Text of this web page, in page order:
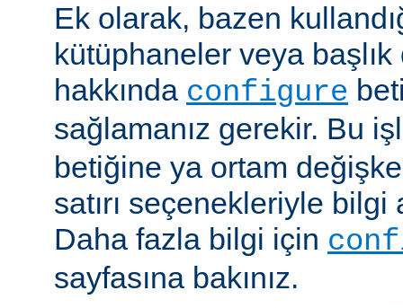
Ek olarak, bazen
kütüphaneler veya başlık
hakkında configure
sağlamanız gerekir. Bu
betiğine ya ortam
satırı seçenekleriyle bilgi
Daha fazla bilgi için
sayfasına bakınız.